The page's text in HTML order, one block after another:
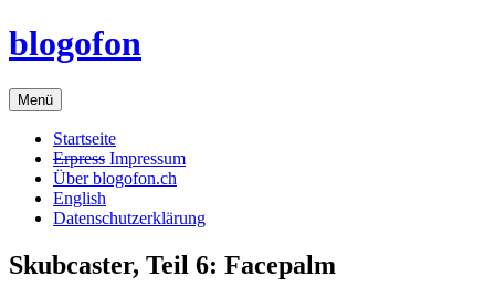
Zum
Inhalt
blogofon
Menü
Startseite
Erpress Impressum
Über blogofon.ch
English
Datenschutzerklärung
Skubcaster, Teil 6: Facepalm